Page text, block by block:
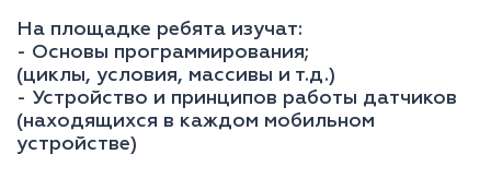
На площадке ребята изучат:
- Основы программирования;
(циклы, условия, массивы и т.д.)
- Устройство и принципов работы датчиков
(находящихся в каждом мобильном
устройстве)